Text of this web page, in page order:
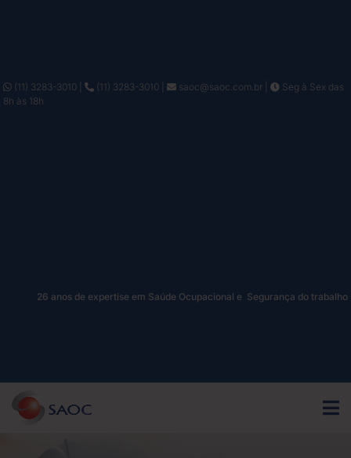
(11) 3283-3010 | (11) 3283-3010 | saoc@saoc.com.br |
Seg à Sex das
8h às 18h
26 anos de expertise em Saúde Ocupacional e Segurança do trabalho